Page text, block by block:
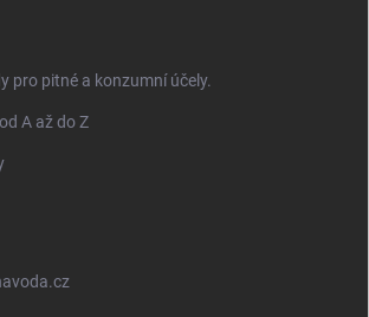
pro pitné a konzumní účely.
A až do Z